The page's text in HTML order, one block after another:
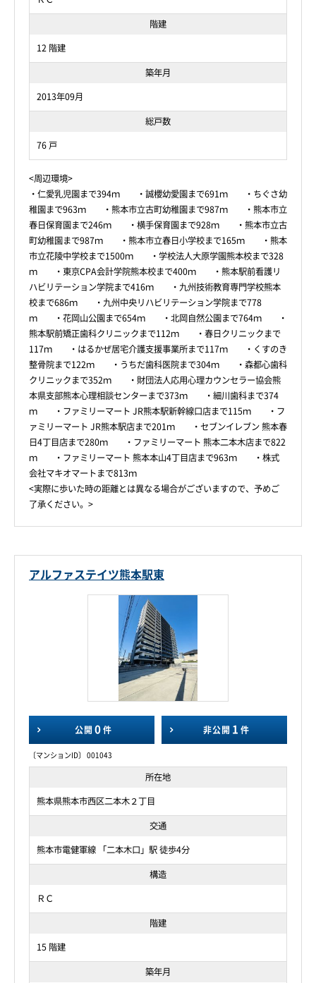
階建
12 階建
築年月
2013年09月
総戸数
76 戸
<周辺環境>
・仁愛乳児園まで394ｍ ・誠櫻幼愛園まで691ｍ ・ちぐさ幼
稚園まで963ｍ ・熊本市立古町幼稚園まで987ｍ ・熊本市立
春日保育園まで246ｍ ・横手保育園まで928ｍ ・熊本市立古
町幼稚園まで987ｍ ・熊本市立春日小学校まで165ｍ ・熊本
市立花陵中学校まで1500ｍ ・学校法人大原学園熊本校まで328
ｍ ・東京CPA会計学院熊本校まで400ｍ ・熊本駅前看護リ
ハビリテーション学院まで416ｍ ・九州技術教育専門学校熊本
校まで686ｍ ・九州中央リハビリテーション学院まで778
ｍ ・花岡山公園まで654ｍ ・北岡自然公園まで764ｍ ・
熊本駅前矯正歯科クリニックまで112ｍ ・春日クリニックまで
117ｍ ・はるかぜ居宅介護支援事業所まで117ｍ ・くすのき
整骨院まで122ｍ ・うちだ歯科医院まで304ｍ ・森都心歯科
クリニックまで352ｍ ・財団法人応用心理カウンセラー協会熊
本県支部熊本心理相談センターまで373ｍ ・細川歯科まで374
ｍ ・ファミリーマート JR熊本駅新幹線口店まで115ｍ ・フ
ァミリーマート JR熊本駅店まで201ｍ ・セブンイレブン 熊本春
日4丁目店まで280ｍ ・ファミリーマート 熊本二本木店まで822
ｍ ・ファミリーマート 熊本本山4丁目店まで963ｍ ・株式
会社マキオマートまで813ｍ
<実際に歩いた時の距離とは異なる場合がございますので、予めご
了承ください。>
アルファステイツ熊本駅東
公開 0 件 非公開 1 件
〔マンションID〕 001043
所在地
熊本県熊本市西区二本木２丁目
交通
熊本市電健軍線 「二本木口」駅 徒歩4分
構造
ＲＣ
階建
15 階建
築年月